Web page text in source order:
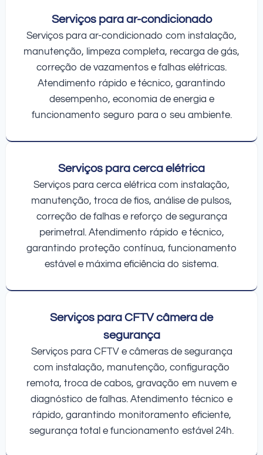
Serviços para ar-condicionado
Serviços para ar-condicionado com instalação,
manutenção, limpeza completa, recarga de gás,
correção de vazamentos e falhas elétricas.
Atendimento rápido e técnico, garantindo
desempenho, economia de energia e
funcionamento seguro para o seu ambiente.
Serviços para cerca elétrica
Serviços para cerca elétrica com instalação,
manutenção, troca de fios, análise de pulsos,
correção de falhas e reforço de segurança
perimetral. Atendimento rápido e técnico,
garantindo proteção contínua, funcionamento
estável e máxima eficiência do sistema.
Serviços para CFTV câmera de
segurança
Serviços para CFTV e câmeras de segurança
com instalação, manutenção, configuração
remota, troca de cabos, gravação em nuvem e
diagnóstico de falhas. Atendimento técnico e
rápido, garantindo monitoramento eficiente,
segurança total e funcionamento estável 24h.